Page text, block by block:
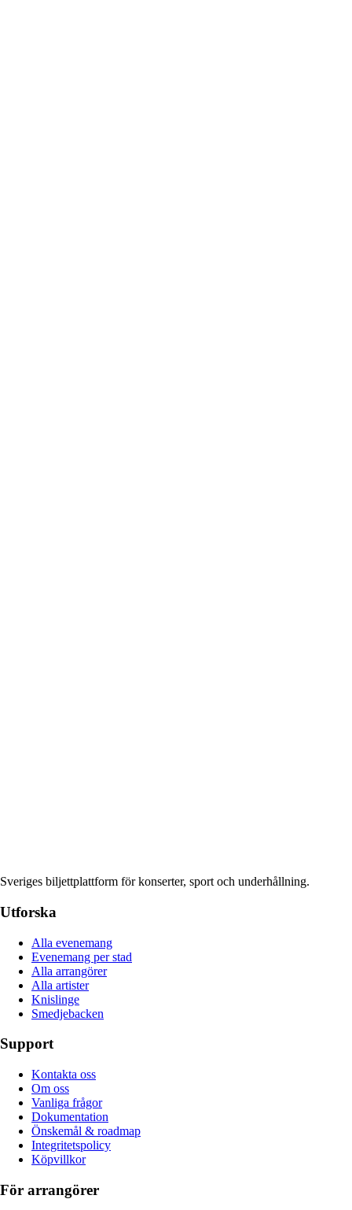
Sveriges biljettplattform för konserter, sport och underhållning.
Utforska
Alla evenemang
Evenemang per stad
Alla arrangörer
Alla artister
Knislinge
Smedjebacken
Support
Kontakta oss
Om oss
Vanliga frågor
Dokumentation
Önskemål & roadmap
Integritetspolicy
Köpvillkor
För arrangörer